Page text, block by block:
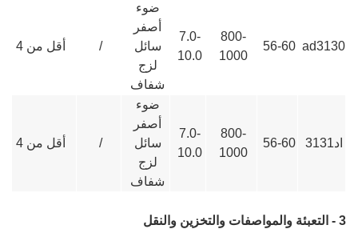
ad3130
56-60
800-
1000
7.0-
10.0
ضوء
أصفر
سائل
لزج
شفاف
/ أقل من 4
اد3131 56-60
800-
1000
7.0-
10.0
ضوء
أصفر
سائل
لزج
شفاف
/ أقل من 4
3 - التعبئة والمواصفات والتخزين والنقل